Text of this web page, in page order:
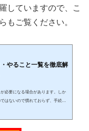
していますので、こ
もご覧ください。
やること一覧を徹底解
必要になる場合があります。しか
はないので慣れておらず、手続き